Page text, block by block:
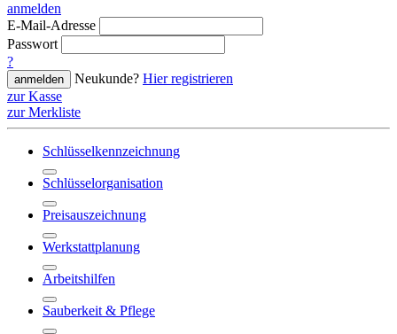
anmelden
E-Mail-Adresse
Passwort
?
anmelden Neukunde? Hier registrieren
zur Kasse
zur Merkliste
Schlüsselkennzeichnung
Schlüsselorganisation
Preisauszeichnung
Werkstattplanung
Arbeitshilfen
Sauberkeit & Pflege